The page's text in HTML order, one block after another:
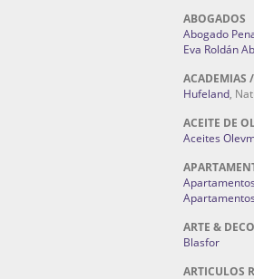
ABOGADOS
Abogado
Eva Roldán
ACADEMIAS
Hufeland,
ACEITE DE
Aceites
ARTE &
Blasfor
ARTICULOS